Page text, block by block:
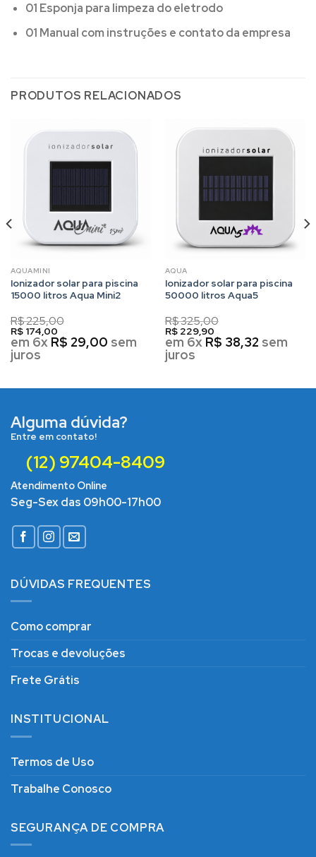
01 Esponja para limpeza do eletrodo
01 Manual com instruções e contato da empresa
PRODUTOS RELACIONADOS
AQUAMINI
Ionizador solar para piscina
15000 litros Aqua Mini2
R$225,00
R$174,00
em 6x R$ 29,00 sem
juros
AQUA
Ionizador solar para piscina
50000 litros Aqua5
R$325,00
R$229,90
em 6x R$ 38,32 sem
juros
Alguma dúvida?
Entre em contato!
(12) 97404-8409
Atendimento Online
Seg-Sex das 09h00-17h00
DÚVIDAS FREQUENTES
Como comprar
Trocas e devoluções
Frete Grátis
INSTITUCIONAL
Termos de Uso
Trabalhe Conosco
SEGURANÇA DE COMPRA